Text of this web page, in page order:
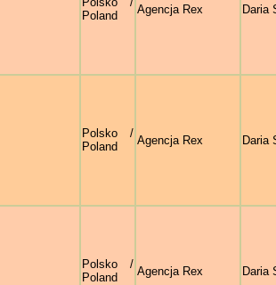
Poland
Agencja Rex Daria
Polsko /
Poland
Agencja Rex Daria
Polsko /
Poland
Agencja Rex Daria